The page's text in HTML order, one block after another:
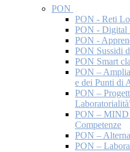
PON
PON - Reti
PON - Digital
PON -
PON Sussidi
PON Smart
PON –
e dei Punti di
PON –
PON –
Competenze
PON –
PON –